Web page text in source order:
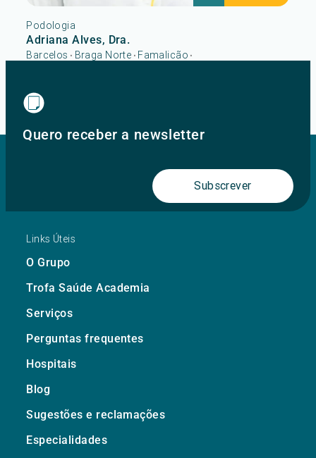
Podologia
Adriana Alves, Dra.
Barcelos • Braga Norte • Famalicão •
Quero receber a newsletter
Subscrever
Links Úteis
O Grupo
Trofa Saúde Academia
Serviços
Perguntas frequentes
Hospitais
Blog
Sugestões e reclamações
Especialidades